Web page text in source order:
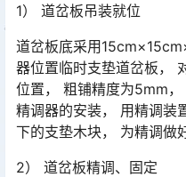
1） 道岔板吊装就位
道岔板底采用
器位置临时支垫道岔板，
位置， 粗铺精度为5mm
精调器的安装， 用精调装
下的支垫木块， 为精调做
2） 道岔板精调、固定